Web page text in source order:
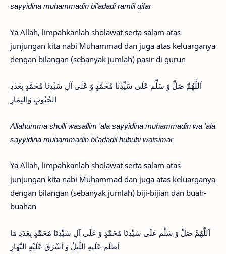
sayyidina muhammadin bi'adadi ramlil qifar
Ya Allah, limpahkanlah sholawat serta salam atas
junjungan kita nabi Muhammad dan juga atas keluarganya
dengan bilangan (sebanyak jumlah) pasir di gurun
اَللَّهُمَّ صَلِّ وَ سَلِّم عَلَى سَيِّدِنَا مُحَمَّدٍ وَ عَلَى آلِ سَيِّدِنَا مُحَمَّدٍ بِعَدَدِ
الحُبُوبِ وَالثِمَارِ
Allahumma sholli wasallim 'ala sayyidina muhammadin wa 'ala
sayyidina muhammadin bi'adadil hububi watsimar
Ya Allah, limpahkanlah sholawat serta salam atas
junjungan kita nabi Muhammad dan juga atas keluarganya
dengan bilangan (sebanyak jumlah) biji-bijian dan buah-
buahan
اَللَّهُمَّ صَلِّ وَ سَلِّم عَلَى سَيِّدِنَا مُحَمَّدٍ وَ عَلَى آلِ سَيِّدِنَا مُحَمَّدٍ بِعَدَدِ مَا
اَظلَم عَلَيهِ اللَّيلُ وَ اَشْرَقَ عَلَيْهِ النَّهَارِ